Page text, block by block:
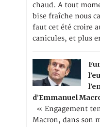
chaud. A tout
bise fraîche nous
faut cet été croire
canicules, et plus
d’Emmanuel
« Engagement
Macron, dans son